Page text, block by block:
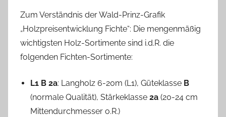
Zum Verständnis der Wald-Prinz-Grafik
„Holzpreisentwicklung Fichte“: Die mengenmäßig
wichtigsten Holz-Sortimente sind i.d.R. die
folgenden Fichten-Sortimente:
L1 B 2a: Langholz 6-20m (L1), Güteklasse B
(normale Qualität), Stärkeklasse 2a (20-24 cm
Mittendurchmesser o.R.)